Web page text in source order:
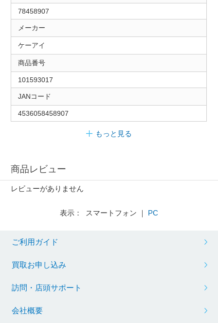
78458907
メーカー
ケーアイ
商品番号
101593017
JANコード
4536058458907
もっと見る
商品レビュー
レビューがありません
表示： スマートフォン ｜ PC
ご利用ガイド
買取お申し込み
訪問・店頭サポート
会社概要